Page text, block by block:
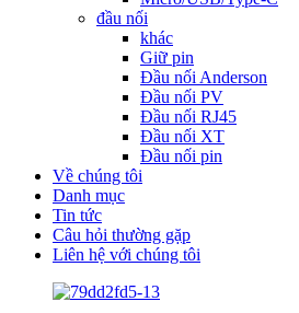
đầu nối
khác
Giữ pin
Đầu nối Anderson
Đầu nối PV
Đầu nối RJ45
Đầu nối XT
Đầu nối pin
Về chúng tôi
Danh mục
Tin tức
Câu hỏi thường gặp
Liên hệ với chúng tôi